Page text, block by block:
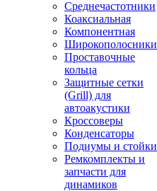
Среднечастотники
Коаксиальная
Компонентная
Широкополосники
Проставочные
кольца
Защитные сетки
(Grill) для
автоакустики
Кроссоверы
Конденсаторы
Подиумы и стойки
Ремкомплекты и
запчасти для
динамиков